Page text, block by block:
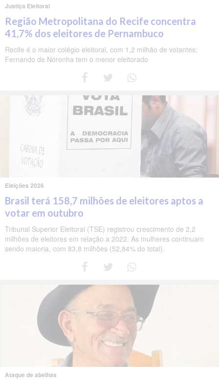
Justiça Eleitoral
Região Metropolitana do Recife concentra
41,7% dos eleitores de Pernambuco
Recife é o maior colégio eleitoral, com 1,2 milhão de votantes;
Fernando de Noronha tem o menor eleitorado
Eleições 2026
Brasil terá 158,7 milhões de eleitores aptos a
votar em outubro
Tribunal Superior Eleitoral (TSE) registrou crescimento de 2,2
milhões de eleitores em relação a 2022. As mulheres continuam
sendo maioria, com 83,8 milhões (52,84% do total).
Ataque de abelhas